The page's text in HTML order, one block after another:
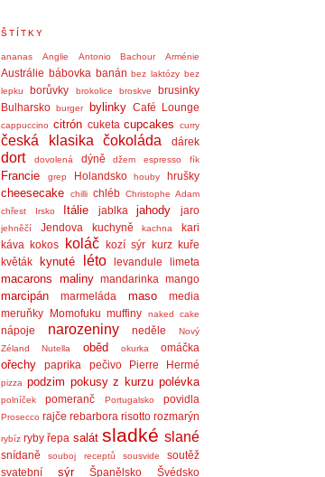
ŠTÍTKY
ananas Anglie Antonio Bachour Arménie
Austrálie bábovka banán bez laktózy bez
lepku
borůvky brokolice broskve
brusinky
Bulharsko burger bylinky Café Lounge
cappuccino citrón cuketa cupcakes curry
česká klasika čokoláda dárek
dort dovolená dýně džem espresso fík
Francie grep Holandsko houby hrušky
cheesecake chilli chléb Christophe Adam
chřest
Irsko Itálie jablka jahody jaro
jehněčí Jendova kuchyně kachna
kari
káva kokos koláč kozí sýr kurz kuře
květák
kynuté léto levandule limeta
macarons maliny mandarinka mango
marcipán marmeláda maso
media
meruňky
Momofuku muffiny naked cake
nápoje narozeniny neděle
Nový
Zéland
Nutella oběd okurka omáčka
ořechy paprika pečivo Pierre Hermé
pizza podzim pokusy z kurzu polévka
polníček pomeranč Portugalsko povidla
Prosecco rajče rebarbora risotto rozmarýn
rybíz ryby řepa salát sladké slané
snídaně souboj receptů sousvide
soutěž
svatební
sýr Španělsko Švédsko